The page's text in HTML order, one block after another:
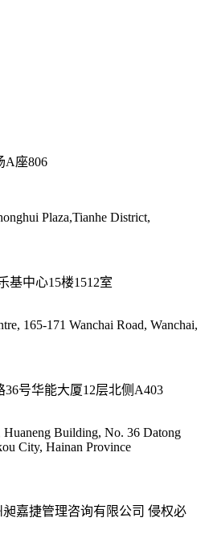
A座806
Plaza,Tianhe District,
基中心15楼1512室
165-171 Wanchai Road, Wanchai,
号华能大厦12层北侧A403
Building, No. 36 Datong
City, Hainan Province
昶嘉捷管理咨询有限公司 侵权必